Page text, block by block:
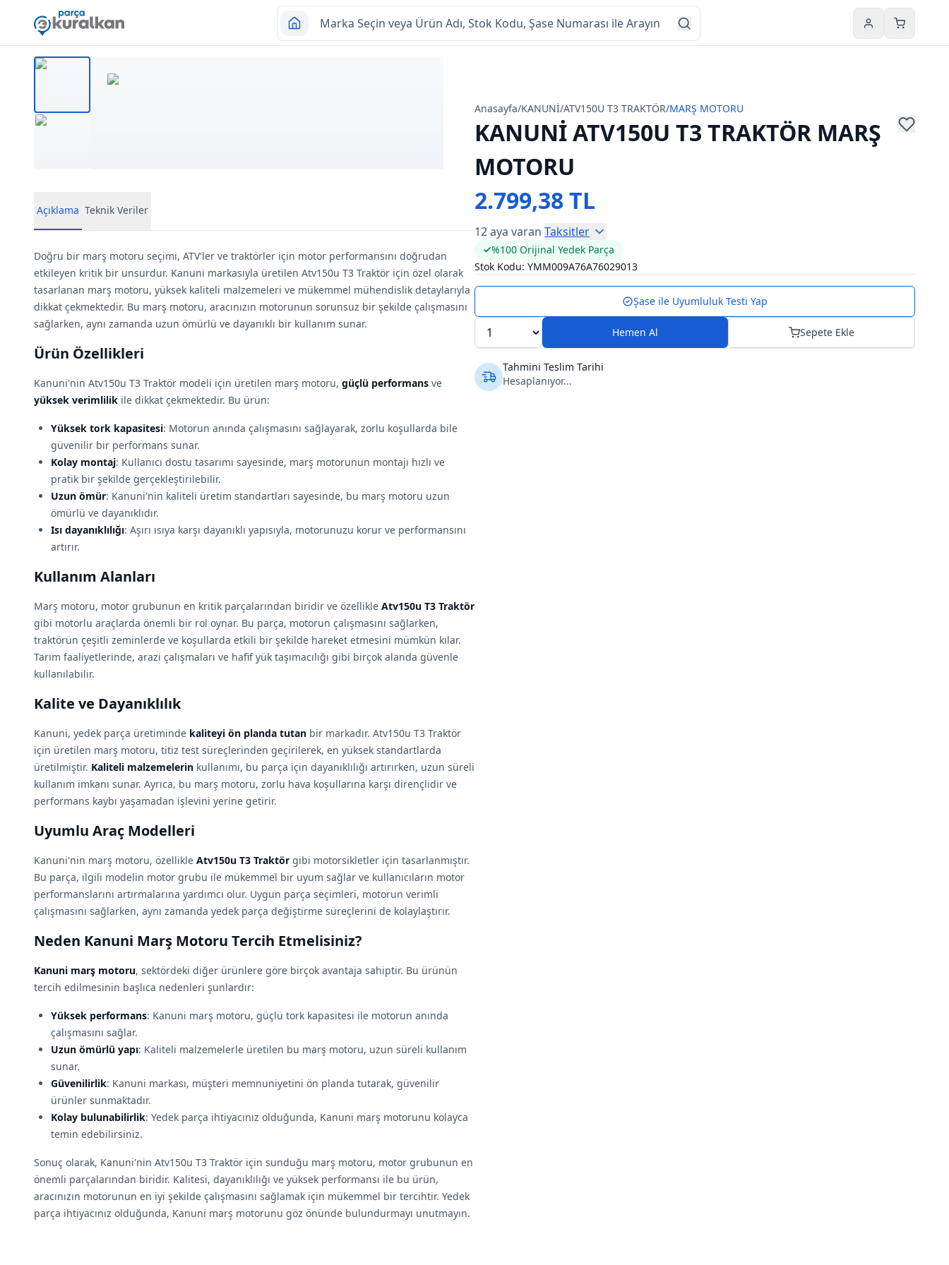
HesabımSepetim
Anasayfa/KANUNİ/ATV150U T3 TRAKTÖR/MARŞ MOTORU
KANUNİ ATV150U T3 TRAKTÖR MARŞ
MOTORU
2.799,38 TL
12 aya varan Taksitler
%100 Orijinal Yedek Parça
Stok Kodu: YMM009A76A76029013
Şase ile Uyumluluk Testi Yap
Hemen Al Sepete Ekle
Tahmini Teslim Tarihi
Hesaplanıyor...
Açıklama Teknik Veriler
Doğru bir marş motoru seçimi, ATV'ler ve traktörler için motor performansını doğrudan
etkileyen kritik bir unsurdur. Kanuni markasıyla üretilen Atv150u T3 Traktör için özel olarak
tasarlanan marş motoru, yüksek kaliteli malzemeleri ve mükemmel mühendislik detaylarıyla
dikkat çekmektedir. Bu marş motoru, aracınızın motorunun sorunsuz bir şekilde çalışmasını
sağlarken, aynı zamanda uzun ömürlü ve dayanıklı bir kullanım sunar.
Ürün Özellikleri
Kanuni'nin Atv150u T3 Traktör modeli için üretilen marş motoru, güçlü performans ve
yüksek verimlilik ile dikkat çekmektedir. Bu ürün:
Yüksek tork kapasitesi: Motorun anında çalışmasını sağlayarak, zorlu koşullarda bile
güvenilir bir performans sunar.
Kolay montaj: Kullanıcı dostu tasarımı sayesinde, marş motorunun montajı hızlı ve
pratik bir şekilde gerçekleştirilebilir.
Uzun ömür: Kanuni'nin kaliteli üretim standartları sayesinde, bu marş motoru uzun
ömürlü ve dayanıklıdır.
Isı dayanıklılığı: Aşırı ısıya karşı dayanıklı yapısıyla, motorunuzu korur ve performansını
artırır.
Kullanım Alanları
Marş motoru, motor grubunun en kritik parçalarından biridir ve özellikle Atv150u T3 Traktör
gibi motorlu araçlarda önemli bir rol oynar. Bu parça, motorun çalışmasını sağlarken,
traktörün çeşitli zeminlerde ve koşullarda etkili bir şekilde hareket etmesini mümkün kılar.
Tarım faaliyetlerinde, arazi çalışmaları ve hafif yük taşımacılığı gibi birçok alanda güvenle
kullanılabilir.
Kalite ve Dayanıklılık
Kanuni, yedek parça üretiminde kaliteyi ön planda tutan bir markadır. Atv150u T3 Traktör
için üretilen marş motoru, titiz test süreçlerinden geçirilerek, en yüksek standartlarda
üretilmiştir. Kaliteli malzemelerin kullanımı, bu parça için dayanıklılığı artırırken, uzun süreli
kullanım imkanı sunar. Ayrıca, bu marş motoru, zorlu hava koşullarına karşı dirençlidir ve
performans kaybı yaşamadan işlevini yerine getirir.
Uyumlu Araç Modelleri
Kanuni'nin marş motoru, özellikle Atv150u T3 Traktör gibi motorsikletler için tasarlanmıştır.
Bu parça, ilgili modelin motor grubu ile mükemmel bir uyum sağlar ve kullanıcıların motor
performanslarını artırmalarına yardımcı olur. Uygun parça seçimleri, motorun verimli
çalışmasını sağlarken, aynı zamanda yedek parça değiştirme süreçlerini de kolaylaştırır.
Neden Kanuni Marş Motoru Tercih Etmelisiniz?
Kanuni marş motoru, sektördeki diğer ürünlere göre birçok avantaja sahiptir. Bu ürünün
tercih edilmesinin başlıca nedenleri şunlardır:
Yüksek performans: Kanuni marş motoru, güçlü tork kapasitesi ile motorun anında
çalışmasını sağlar.
Uzun ömürlü yapı: Kaliteli malzemelerle üretilen bu marş motoru, uzun süreli kullanım
sunar.
Güvenilirlik: Kanuni markası, müşteri memnuniyetini ön planda tutarak, güvenilir
ürünler sunmaktadır.
Kolay bulunabilirlik: Yedek parça ihtiyacınız olduğunda, Kanuni marş motorunu kolayca
temin edebilirsiniz.
Sonuç olarak, Kanuni'nin Atv150u T3 Traktör için sunduğu marş motoru, motor grubunun en
önemli parçalarından biridir. Kalitesi, dayanıklılığı ve yüksek performansı ile bu ürün,
aracınızın motorunun en iyi şekilde çalışmasını sağlamak için mükemmel bir tercihtir. Yedek
parça ihtiyacınız olduğunda, Kanuni marş motorunu göz önünde bulundurmayı unutmayın.